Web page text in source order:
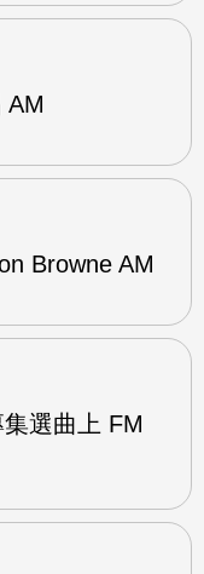
AM
Browne AM
選曲上 FM